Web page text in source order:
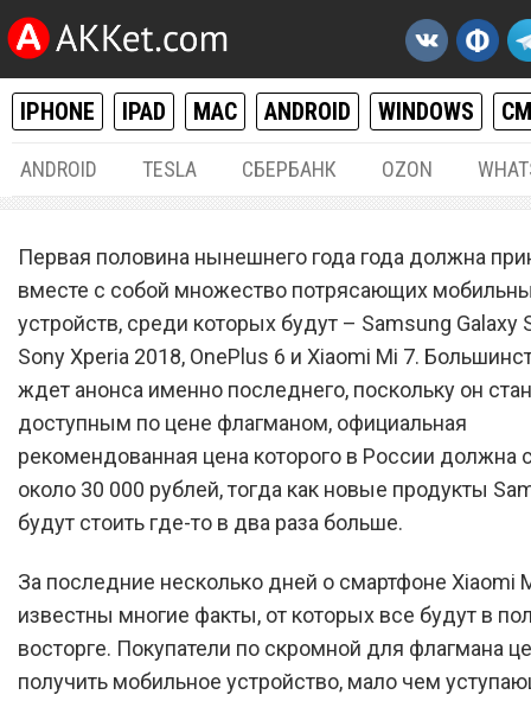
IPHONE IPAD MAC ANDROID WINDOWS
ANDROID TESLA СБЕРБАНК OZON
Факты о Xiaomi Mi 7, от
все будут в полном
Первая половина нынешнего года года должна
вместе с собой множество потрясающих
устройств, среди которых будут – Samsung Galaxy
Sony Xperia 2018, OnePlus 6 и Xiaomi Mi 7.
ждет анонса именно последнего, поскольку он
доступным по цене флагманом, официальная
рекомендованная цена которого в России должна
около 30 000 рублей, тогда как новые продукты
будут стоить где-то в два раза больше.
За последние несколько дней о смартфоне Xiaomi
известны многие факты, от которых все будут в
восторге. Покупатели по скромной для флагмана
получить мобильное устройство, мало чем